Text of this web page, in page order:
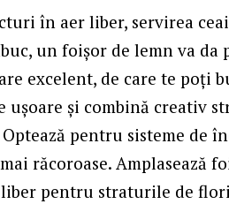
în aer liber, servirea
un foișor de lemn va
excelent, de care te poți
ușoare și combină creativ
Optează pentru sisteme de
răcoroase. Amplasează
pentru straturile de